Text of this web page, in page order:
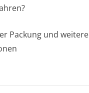
Packung und weitere